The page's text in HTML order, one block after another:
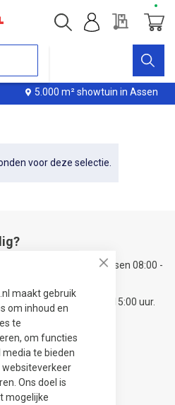
Close
maakt gebruik
om inhoud en
te
om functies
media te bieden
websiteverkeer
Ons doel is
mogelijke
5.000 m² showtuin in Assen
Offerte
voor deze selectie.
bereikbaar tussen 08:00 -
bereikbaar van 09:00 - 15:00 uur.
in!